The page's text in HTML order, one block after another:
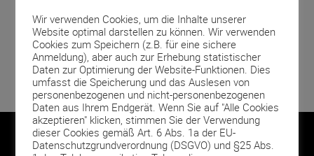
6 Lösung & Umsetzung aus einer Hand.
Wir analysieren nicht nur – wir setzen auch um.
Von der Direktansprache bis zur Besetzung
begleiten wir den gesamten Prozess.
Warum Unternehmen uns buchen
Wir verwenden Cookies, um die Inhalte unserer
Website optimal darstellen zu können. Wir verwenden
Cookies zum Speichern (z.B. für eine sichere
Anmeldung), aber auch zur Erhebung statistischer
Daten zur Optimierung der Website-Funktionen. Dies
umfasst die Speicherung und das Auslesen von
personenbezogenen und nicht-personenbezogenen
Daten aus Ihrem Endgerät. Wenn Sie auf "Alle Cookies
akzeptieren" klicken, stimmen Sie der Verwendung
dieser Cookies gemäß Art. 6 Abs. 1a der EU-
Datenschutzgrundverordnung (DSGVO) und §25 Abs.